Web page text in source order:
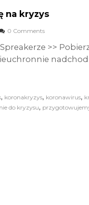
na kryzys
0 Comments
>>
, koronakryzys, koronawirus,
do kryzysu,